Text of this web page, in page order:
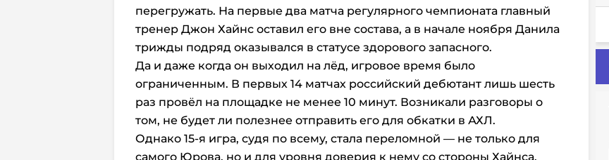
перегружать. На первые два матча регулярного чемпионата главный
тренер Джон Хайнс оставил его вне состава, а в начале ноября Данила
трижды подряд оказывался в статусе здорового запасного.
Да и даже когда он выходил на лёд, игровое время было
ограниченным. В первых 14 матчах российский дебютант лишь шесть
раз провёл на площадке не менее 10 минут. Возникали разговоры о
том, не будет ли полезнее отправить его для обкатки в АХЛ.
Однако 15-я игра, судя по всему, стала переломной — не только для
самого Юрова, но и для уровня доверия к нему со стороны Хайнса.